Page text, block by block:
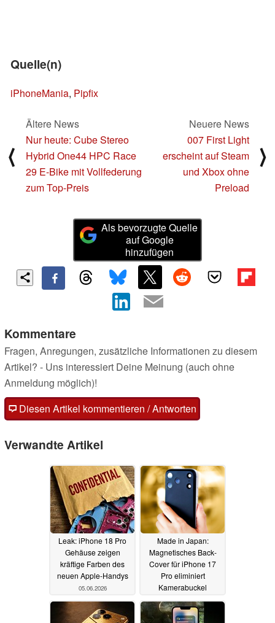
Quelle(n)
iPhoneMania, Pipfix
⟨
Ältere News
Nur heute: Cube Stereo
Hybrid One44 HPC Race
29 E-Bike mit Vollfederung
zum Top-Preis
Neuere News
007 First Light
erscheint auf Steam
und Xbox ohne
Preload
⟩
Als bevorzugte Quelle
auf Google
hinzufügen
Kommentare
Fragen, Anregungen, zusätzliche Informationen zu diesem
Artikel? - Uns interessiert Deine Meinung (auch ohne
Anmeldung möglich)!
Diesen Artikel kommentieren / Antworten
Verwandte Artikel
Leak: iPhone 18 Pro
Gehäuse zeigen
kräftige Farben des
neuen Apple-Handys
05.06.2026
Made in Japan:
Magnetisches Back-
Cover für iPhone 17
Pro eliminiert
Kamerabuckel
28.05.2026